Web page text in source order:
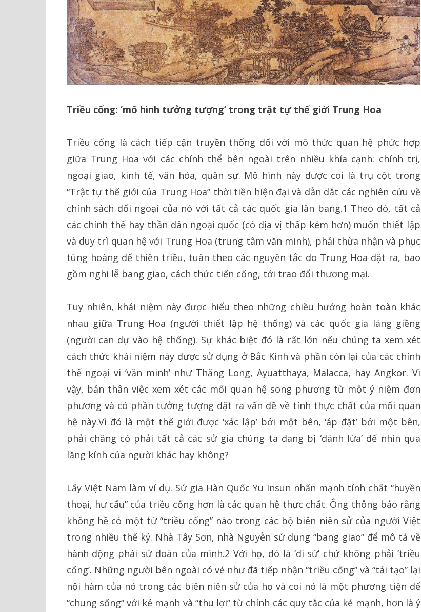
Triều cống: ‘mô hình tưởng tượng’ trong trật tự thế giới Trung Hoa
Triều cống là cách tiếp cận truyền thống đối với mô thức quan hệ phức hợp
giữa Trung Hoa với các chính thể bên ngoài trên nhiều khía cạnh: chính trị,
ngoại giao, kinh tế, văn hóa, quân sự. Mô hình này được coi là trụ cột trong
“Trật tự thế giới của Trung Hoa” thời tiền hiện đại và dẫn dắt các nghiên cứu về
chính sách đối ngoại của nó với tất cả các quốc gia lân bang.1 Theo đó, tất cả
các chính thể hay thần dân ngoại quốc (có địa vị thấp kém hơn) muốn thiết lập
và duy trì quan hệ với Trung Hoa (trung tâm văn minh), phải thừa nhận và phục
tùng hoàng đế thiên triều, tuân theo các nguyên tắc do Trung Hoa đặt ra, bao
gồm nghi lễ bang giao, cách thức tiến cống, tới trao đổi thương mại.
Tuy nhiên, khái niệm này được hiểu theo những chiều hướng hoàn toàn khác
nhau giữa Trung Hoa (người thiết lập hệ thống) và các quốc gia láng giềng
(người can dự vào hệ thống). Sự khác biệt đó là rất lớn nếu chúng ta xem xét
cách thức khái niệm này được sử dụng ở Bắc Kinh và phần còn lại của các chính
thể ngoại vi ‘văn minh’ như Thăng Long, Ayuatthaya, Malacca, hay Angkor. Vì
vậy, bản thân việc xem xét các mối quan hệ song phương từ một ý niệm đơn
phương và có phần tưởng tượng đặt ra vấn đề về tính thực chất của mối quan
hệ này.Vì đó là một thế giới được ‘xác lập’ bởi một bên, ‘áp đặt’ bởi một bên,
phải chăng có phải tất cả các sử gia chúng ta đang bị ‘đánh lừa’ để nhìn qua
lăng kính của người khác hay không?
Lấy Việt Nam làm ví dụ. Sử gia Hàn Quốc Yu Insun nhấn mạnh tính chất “huyền
thoại, hư cấu” của triều cống hơn là các quan hệ thực chất. Ông thông báo rằng
không hề có một từ “triều cống” nào trong các bộ biên niên sử của người Việt
trong nhiều thế kỷ. Nhà Tây Sơn, nhà Nguyễn sử dụng “bang giao” để mô tả về
hành động phái sứ đoàn của mình.2 Với họ, đó là ‘đi sứ’ chứ không phải ‘triều
cống’. Những người bên ngoài có vẻ như đã tiếp nhận “triều cống” và “tái tạo” lại
nội hàm của nó trong các biên niên sử của họ và coi nó là một phương tiện để
“chung sống” với kẻ mạnh và “thu lợi” từ chính các quy tắc của kẻ mạnh, hơn là ý